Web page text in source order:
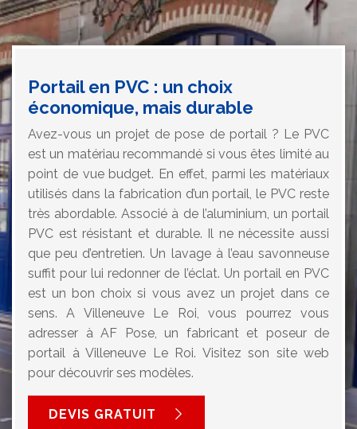
Portail en PVC : un choix
économique, mais durable
Avez-vous un projet de pose de portail ? Le PVC
est un matériau recommandé si vous êtes limité au
point de vue budget. En effet, parmi les matériaux
utilisés dans la fabrication d’un portail, le PVC reste
très abordable. Associé à de l’aluminium, un portail
PVC est résistant et durable. Il ne nécessite aussi
que peu d’entretien. Un lavage à l’eau savonneuse
suffit pour lui redonner de l’éclat. Un portail en PVC
est un bon choix si vous avez un projet dans ce
sens. A Villeneuve Le Roi, vous pourrez vous
adresser à AF Pose, un fabricant et poseur de
portail à Villeneuve Le Roi. Visitez son site web
pour découvrir ses modèles.
DEVIS GRATUIT